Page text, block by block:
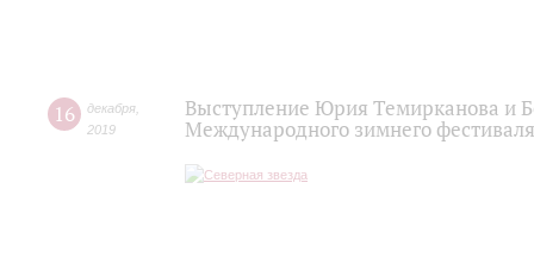
16 декабря
2019
Выступление Юрия Темирканова и
Международного зимнего